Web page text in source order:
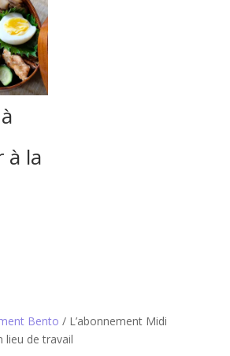
à la
Bento / L’abonnement Midi
lieu de travail